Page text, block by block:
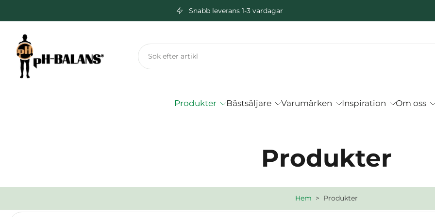
till
innehåll
Snabb leverans 1-3 vardagar
Produkter Bästsäljare Varumärken Inspiration Om oss
Produkter
Hem > Produkter